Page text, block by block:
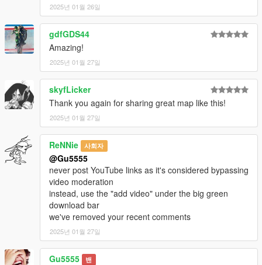
2025년 01월 26일
gdfGDS44
Amazing!
2025년 01월 27일
skyfLicker
Thank you again for sharing great map like this!
2025년 01월 27일
ReNNie 사회자
@Gu5555
never post YouTube links as it's considered bypassing
video moderation
instead, use the "add video" under the big green
download bar
we've removed your recent comments
2025년 01월 27일
Gu5555 밴